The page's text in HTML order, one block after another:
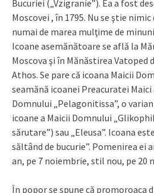
Bucuriei („Vzigranie”). Ea a fost
Moscovei , în 1795. Nu se ştie
numai de marea mulţime de
Icoane asemănătoare se află la
Moscova şi în Mănăstirea Vatoped
Athos. Se pare că icoana Maicii
seamănă icoanei Preacuratei Maici
Domnului „Pelagonitissa”, o
icoane a Maicii Domnului
sărutare”) sau „Eleusa”. Icoana
săltând de bucurie”. Pomenirea ei
an, pe 7 noiembrie, stil nou, pe 20
În popor se spune că promoroaca